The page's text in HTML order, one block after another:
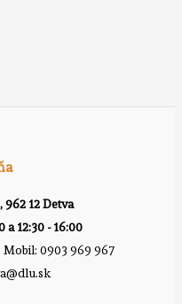
962 12 Detva
a 12:30 - 16:00
Mobil: 0903 969 967